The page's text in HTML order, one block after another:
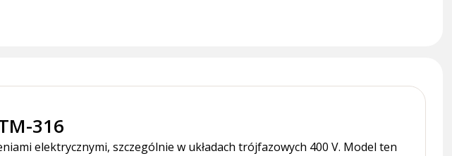
316
elektrycznymi, szczególnie w układach trójfazowych 400 V. Model ten